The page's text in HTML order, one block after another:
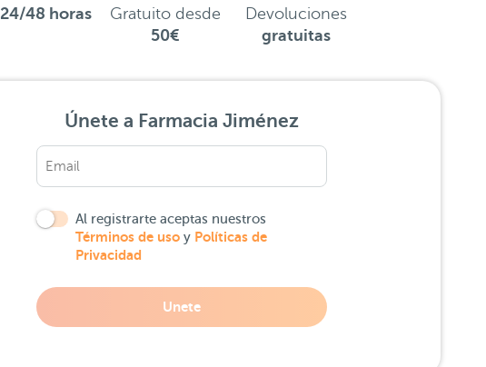
24/48 horas
Gratuito desde
50€
Devoluciones
gratuitas
Únete a Farmacia Jiménez
Al registrarte aceptas nuestros
Términos de uso y Políticas de
Privacidad
Unete